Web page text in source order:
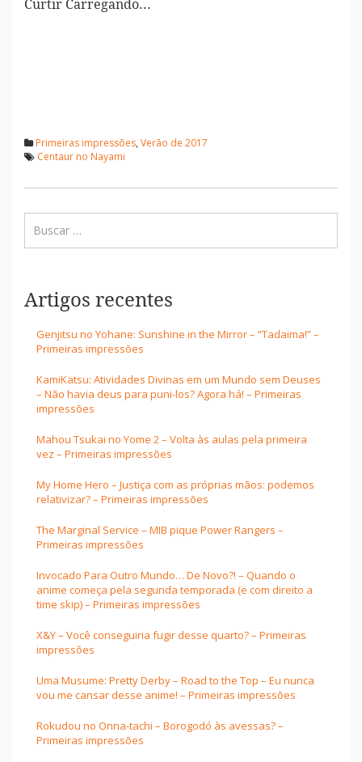
Curtir Carregando...
Primeiras impressões, Verão de 2017
Centaur no Nayami
Artigos recentes
Genjitsu no Yohane: Sunshine in the Mirror – “Tadaima!” –
Primeiras impressões
KamiKatsu: Atividades Divinas em um Mundo sem Deuses
– Não havia deus para puni-los? Agora há! – Primeiras
impressões
Mahou Tsukai no Yome 2 – Volta às aulas pela primeira
vez – Primeiras impressões
My Home Hero – Justiça com as próprias mãos: podemos
relativizar? – Primeiras impressões
The Marginal Service – MIB pique Power Rangers –
Primeiras impressões
Invocado Para Outro Mundo… De Novo?! – Quando o
anime começa pela segunda temporada (e com direito a
time skip) – Primeiras impressões
X&Y – Você conseguiria fugir desse quarto? – Primeiras
impressões
Uma Musume: Pretty Derby – Road to the Top – Eu nunca
vou me cansar desse anime! – Primeiras impressões
Rokudou no Onna-tachi – Borogodó às avessas? –
Primeiras impressões